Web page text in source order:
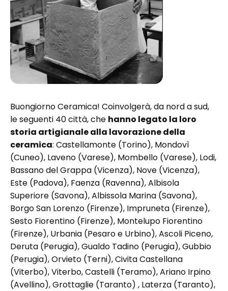
Buongiorno Ceramica! Coinvolgerà, da nord a sud,
le seguenti 40 città, che hanno legato la loro
storia artigianale alla lavorazione della
ceramica: Castellamonte (Torino), Mondovì
(Cuneo), Laveno (Varese), Mombello (Varese), Lodi,
Bassano del Grappa (Vicenza), Nove (Vicenza),
Este (Padova), Faenza (Ravenna), Albisola
Superiore (Savona), Albissola Marina (Savona),
Borgo San Lorenzo (Firenze), Impruneta (Firenze),
Sesto Fiorentino (Firenze), Montelupo Fiorentino
(Firenze), Urbania (Pesaro e Urbino), Ascoli Piceno,
Deruta (Perugia), Gualdo Tadino (Perugia), Gubbio
(Perugia), Orvieto (Terni), Civita Castellana
(Viterbo), Viterbo, Castelli (Teramo), Ariano Irpino
(Avellino), Grottaglie (Taranto) , Laterza (Taranto),